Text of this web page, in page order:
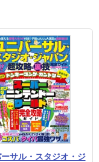
サル・スタジオ・ジ